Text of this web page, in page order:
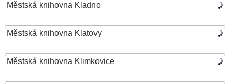
Městská knihovna Kladno
Městská knihovna Klatovy
Městská knihovna Klimkovice